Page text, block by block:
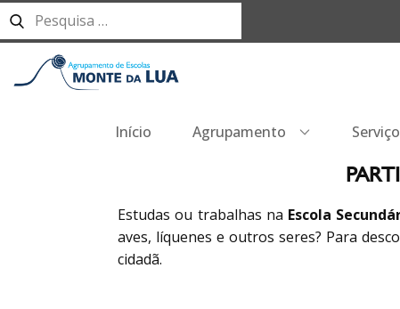
Início Agrupamento
Estudas ou trabalhas na Escola
aves, líquenes e outros seres? Para
cidadã.